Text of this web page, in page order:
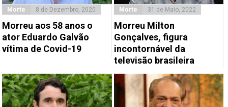
Morte 8 de Dezembro, 2020
Morreu aos 58 anos o
ator Eduardo Galvão
vítima de Covid-19
Morte 31 de Maio, 2022
Morreu Milton
Gonçalves, figura
incontornável da
televisão brasileira